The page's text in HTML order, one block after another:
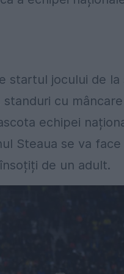
startul jocului de la
cu
echipei
Steaua se va
de un adult.